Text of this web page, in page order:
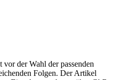
der Wahl der passenden
Folgen. Der Artikel